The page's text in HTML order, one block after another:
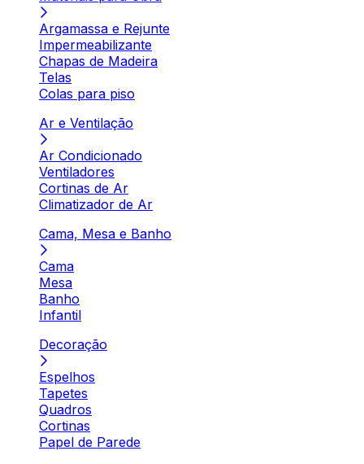
Argamassa e Rejunte
Impermeabilizante
Chapas de Madeira
Telas
Colas para piso
Ar e Ventilação
Ar Condicionado
Ventiladores
Cortinas de Ar
Climatizador de Ar
Cama, Mesa e Banho
Cama
Mesa
Banho
Infantil
Decoração
Espelhos
Tapetes
Quadros
Cortinas
Papel de Parede